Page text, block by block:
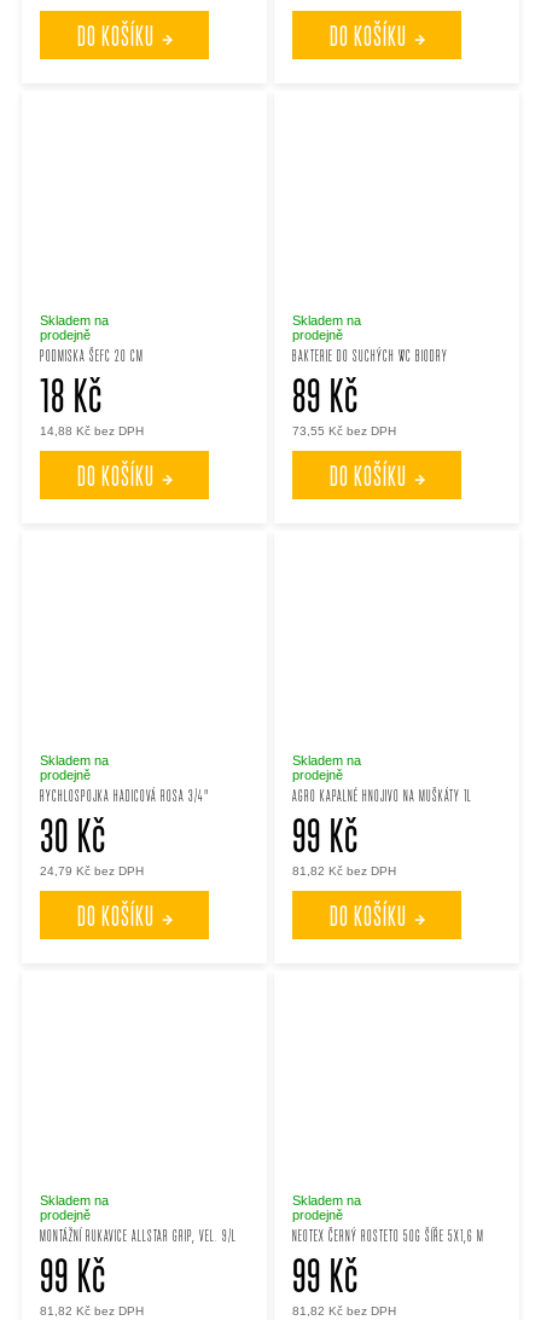
DO KOŠÍKU DO KOŠÍKU
PODMISKA ŠEFC 20 CM
Skladem na
prodejně
14,88 Kč bez DPH
18 Kč
DO KOŠÍKU
BAKTERIE DO SUCHÝCH WC BIODRY
Skladem na
prodejně
73,55 Kč bez DPH
89 Kč
DO KOŠÍKU
RYCHLOSPOJKA HADICOVÁ ROSA 3/4"
Skladem na
prodejně
24,79 Kč bez DPH
30 Kč
DO KOŠÍKU
AGRO KAPALNÉ HNOJIVO NA MUŠKÁTY 1L
Skladem na
prodejně
81,82 Kč bez DPH
99 Kč
DO KOŠÍKU
MONTÁŽNÍ RUKAVICE ALLSTAR GRIP, VEL. 9/L
Skladem na
prodejně
81,82 Kč bez DPH
99 Kč
NEOTEX ČERNÝ ROSTETO 50G ŠÍŘE 5X1,6 M
Skladem na
prodejně
81,82 Kč bez DPH
99 Kč